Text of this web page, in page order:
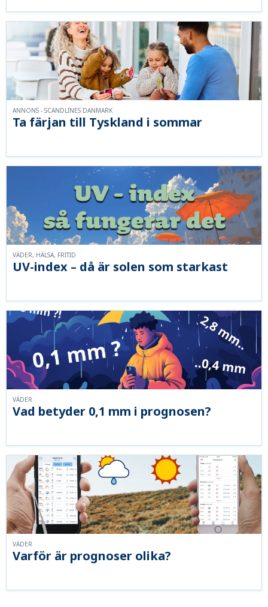
Ta färjan till Tyskland i sommar
ANNONS - SCANDLINES DANMARK
UV-index – då är solen som starkast
VÄDER, HÄLSA, FRITID
Vad betyder 0,1 mm i prognosen?
VÄDER
Varför är prognoser olika?
VÄDER